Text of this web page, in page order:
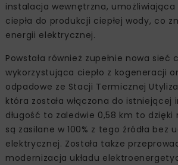
instalacja wewnętrzna, umożliwiająca
ciepła do produkcji ciepłej wody, co
energii elektrycznej.
Powstała również zupełnie nowa sieć
wykorzystująca ciepło z kogeneracji
odpadowe ze Stacji Termicznej
która została włączona do istniejącej
długość to zaledwie 0,58 km to dzięki
są zasilane w 100% z tego źródła bez
elektrycznej. Została także
modernizacja układu